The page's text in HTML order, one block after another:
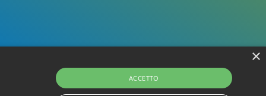
×
ACCETTO